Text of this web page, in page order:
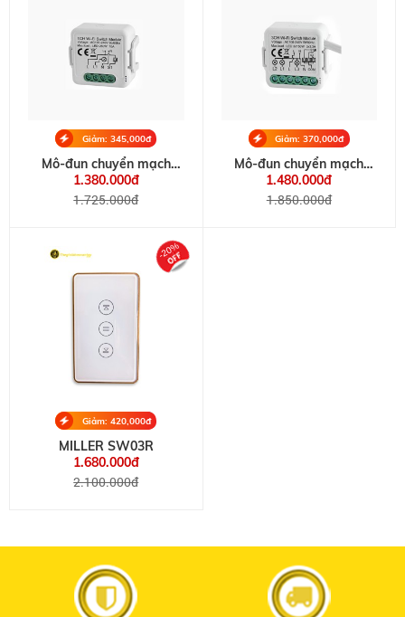
Giảm: 345,000đ
Mô-đun chuyển mạch
MILLER 1CH 1 Gang
Switch Module 16A
1.380.000đ
1.725.000đ
Giảm: 370,000đ
Mô-đun chuyển mạch
MILLER 3CH 3 Gang
Switch Module
1.480.000đ
1.850.000đ
Giảm: 420,000đ
MILLER SW03R
1.680.000đ
2.100.000đ
-20%